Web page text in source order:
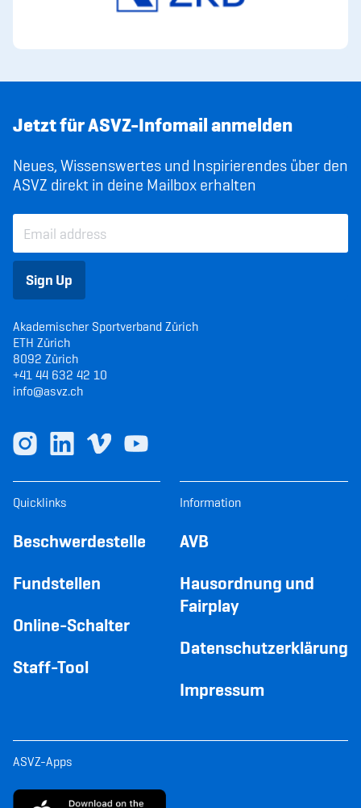
Jetzt für ASVZ-Infomail anmelden
Neues, Wissenswertes und Inspirierendes über den
ASVZ direkt in deine Mailbox erhalten
Sign Up
Akademischer Sportverband Zürich
ETH Zürich
8092 Zürich
+41 44 632 42 10
info@asvz.ch
Quicklinks
Beschwerdestelle
Fundstellen
Online-Schalter
Staff-Tool
Information
AVB
Hausordnung und
Fairplay
Datenschutzerklärung
Impressum
ASVZ-Apps